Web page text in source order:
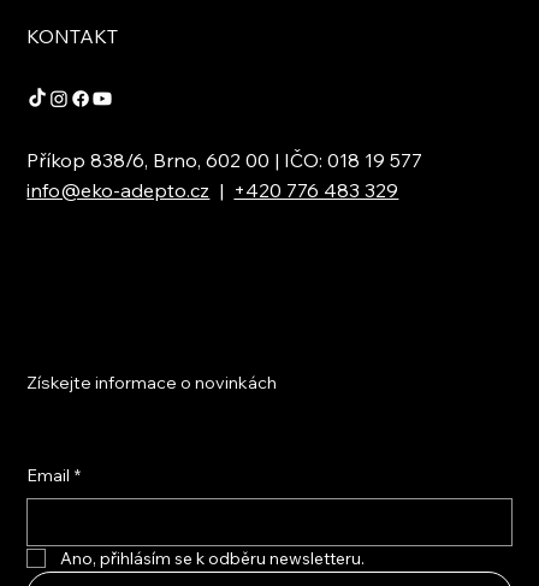
KONTAKT
Příkop 838/6, Brno, 602 00 | IČO: 018 19 577
info@eko-adepto.cz | +420 776 483 329
Získejte informace o novinkách
Email *
Ano, přihlásím se k odběru newsletteru.